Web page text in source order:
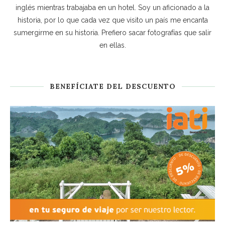
inglés mientras trabajaba en un hotel. Soy un aficionado a la
historia, por lo que cada vez que visito un país me encanta
sumergirme en su historia. Prefiero sacar fotografías que salir
en ellas.
BENEFÍCIATE DEL DESCUENTO